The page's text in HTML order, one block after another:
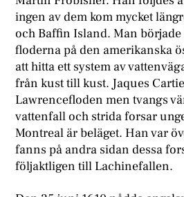
ingen av dem kom mycket
och Baffin Island. Man
floderna på den amerikanska
att hitta ett system av
från kust till kust. Jaques
Lawrencefloden men tvangs
vattenfall och strida forsar
Montreal är beläget. Han var
fanns på andra sidan dessa
följaktligen till Lachinefallen.